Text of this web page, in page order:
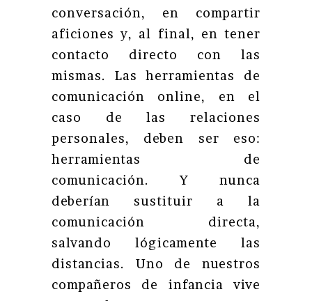
conversación, en compartir
aficiones y, al final, en tener
contacto directo con las
mismas. Las herramientas de
comunicación online, en el
caso de las relaciones
personales, deben ser eso:
herramientas de
comunicación. Y nunca
deberían sustituir a la
comunicación directa,
salvando lógicamente las
distancias. Uno de nuestros
compañeros de infancia vive